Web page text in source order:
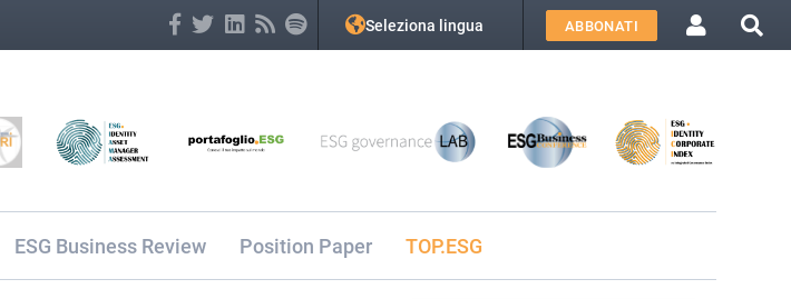
Seleziona lingua ABBONATI
ESG Business Review Position Paper TOP.ESG